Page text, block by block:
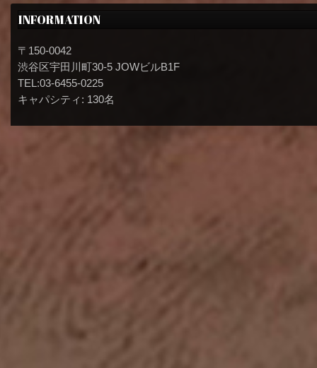
INFORMATION
〒150-0042
渋谷区宇田川町30-5 JOWビルB1F
TEL:03-6455-0225
キャパシティ: 130名